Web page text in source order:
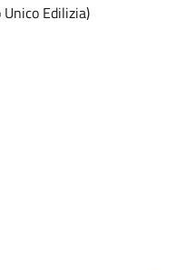
Edilizia)